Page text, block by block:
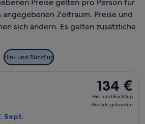
Preise gelten pro Person für
Zeitraum. Preise und
sich ändern. Es gelten zusätzliche
Hin- und Rückflug
134 €
Hin-
und
134 €
Hin- und Rückflug
Gerade gefunden
Sept.